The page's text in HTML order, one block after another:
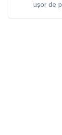
ușor de